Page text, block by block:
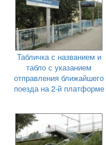
Табличка с названием и
табло с указанием
отправления ближайшего
поезда на 2-й платформе